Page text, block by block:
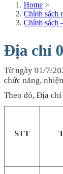
Home >
Chính sách
Chính sách
Địa chỉ
Từ ngày 01/7/
chức năng,
Theo đó, Địa chỉ
STT